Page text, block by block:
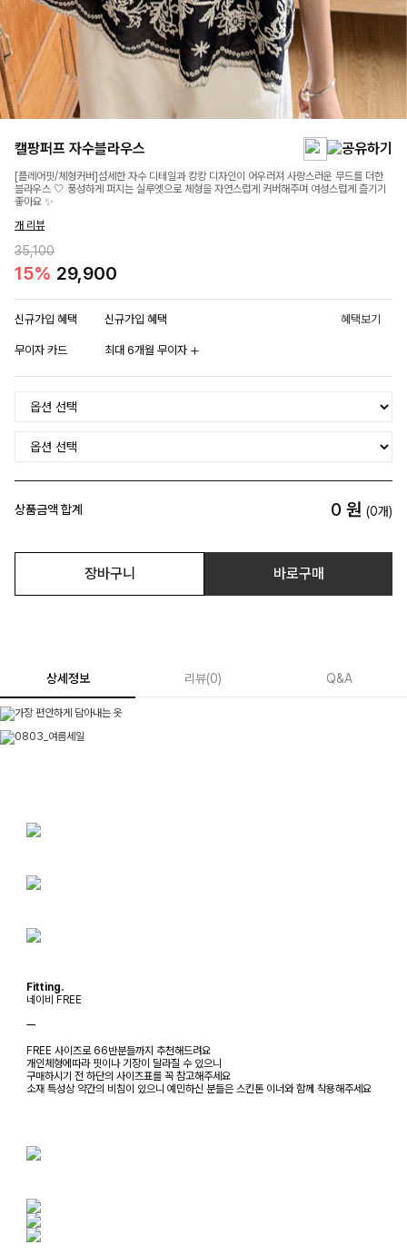
캘팡퍼프 자수블라우스
[플레어핏/체형커버]섬세한 자수 디테일과 캉캉 디자인이 어우러져 사랑스러운 무드를 더한
블라우스 🤍 풍성하게 퍼지는 실루엣으로 체형을 자연스럽게 커버해주며 여성스럽게 즐기기
좋아요 ✨
개 리뷰
35,100
15% 29,900
신규가입 혜택 신규가입 혜택 혜택보기
무이자 카드 최대 6개월 무이자
상품금액 합계 0 원 (0개)
장바구니 바로구매
상세정보 리뷰(0) Q&A
Fitting.
네이비 FREE
ㅡ
FREE 사이즈로 66반분들까지 추천해드려요
개인체형에따라 핏이나 기장이 달라질 수 있으니
구매하시기 전 하단의 사이즈표를 꼭 참고해주세요
소재 특성상 약간의 비침이 있으니 예민하신 분들은 스킨톤 이너와 함께 착용해주세요